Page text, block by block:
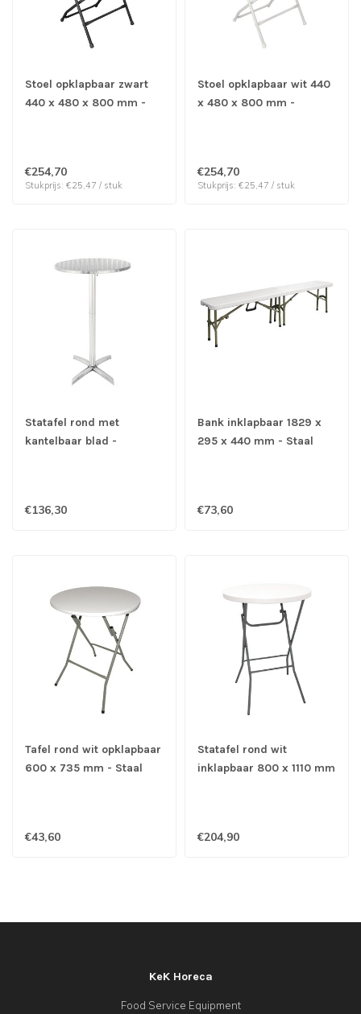
Stoel opklapbaar zwart
440 x 480 x 800 mm -
€254,70
Stukprijs: €25,47 / stuk
Stoel opklapbaar wit 440
x 480 x 800 mm -
€254,70
Stukprijs: €25,47 / stuk
Statafel rond met
kantelbaar blad -
€136,30
Bank inklapbaar 1829 x
295 x 440 mm - Staal
€73,60
Tafel rond wit opklapbaar
600 x 735 mm - Staal
€43,60
Statafel rond wit
inklapbaar 800 x 1110 mm
€204,90
KeK Horeca
Food Service Equipment